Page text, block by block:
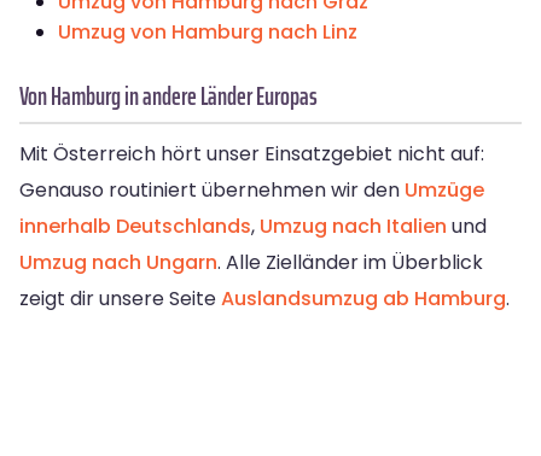
Umzug von Hamburg nach Linz
Von Hamburg in andere Länder Europas
Mit Österreich hört unser Einsatzgebiet nicht auf:
Genauso routiniert übernehmen wir den Umzüge
innerhalb Deutschlands, Umzug nach Italien und
Umzug nach Ungarn. Alle Zielländer im Überblick
zeigt dir unsere SeiteAuslandsumzug ab Hamburg.